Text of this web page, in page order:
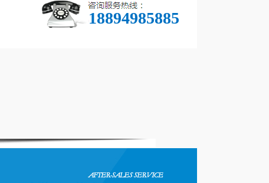
18894985885